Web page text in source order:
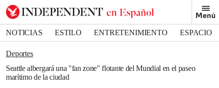
Menú
NOTICIAS ESTILO ENTRETENIMIENTO
ESPACIO
DEPORTES
Deportes
Seattle albergará una "fan zone" flotante del Mundial en el paseo
marítimo de la ciudad
Bookmark popover
Removed from bookmarks
Close popover